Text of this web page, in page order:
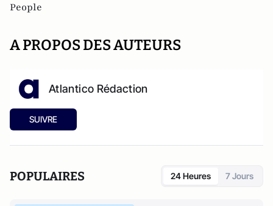
People
A PROPOS DES AUTEURS
Atlantico Rédaction
SUIVRE
POPULAIRES 24 Heures 7 Jours